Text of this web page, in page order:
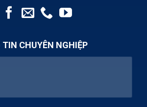
CHUYÊN NGHIỆP